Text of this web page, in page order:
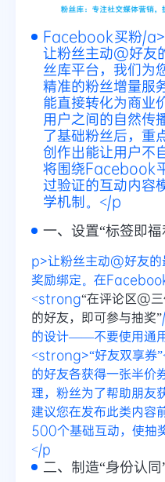
Facebook买粉/
让粉丝主动@好友
丝库平台，我们
精准的粉丝增量服
能直接转化为商业
用户之间的自然传
了基础粉丝后，
创作出能让用户不
将围绕Facebook
过验证的互动内容
学机制。</p
一、设置“标签即
p>让粉丝主动@好友的
奖励绑定。在
<strong“在评论区@
的好友，即可参与抽奖”
的设计——不要使用通
<strong>“好友双享券
的好友各获得一张半价
理，粉丝为了帮助朋友
建议您在发布此类内容
500个基础互动，使抽
</p
二、制造“身份认